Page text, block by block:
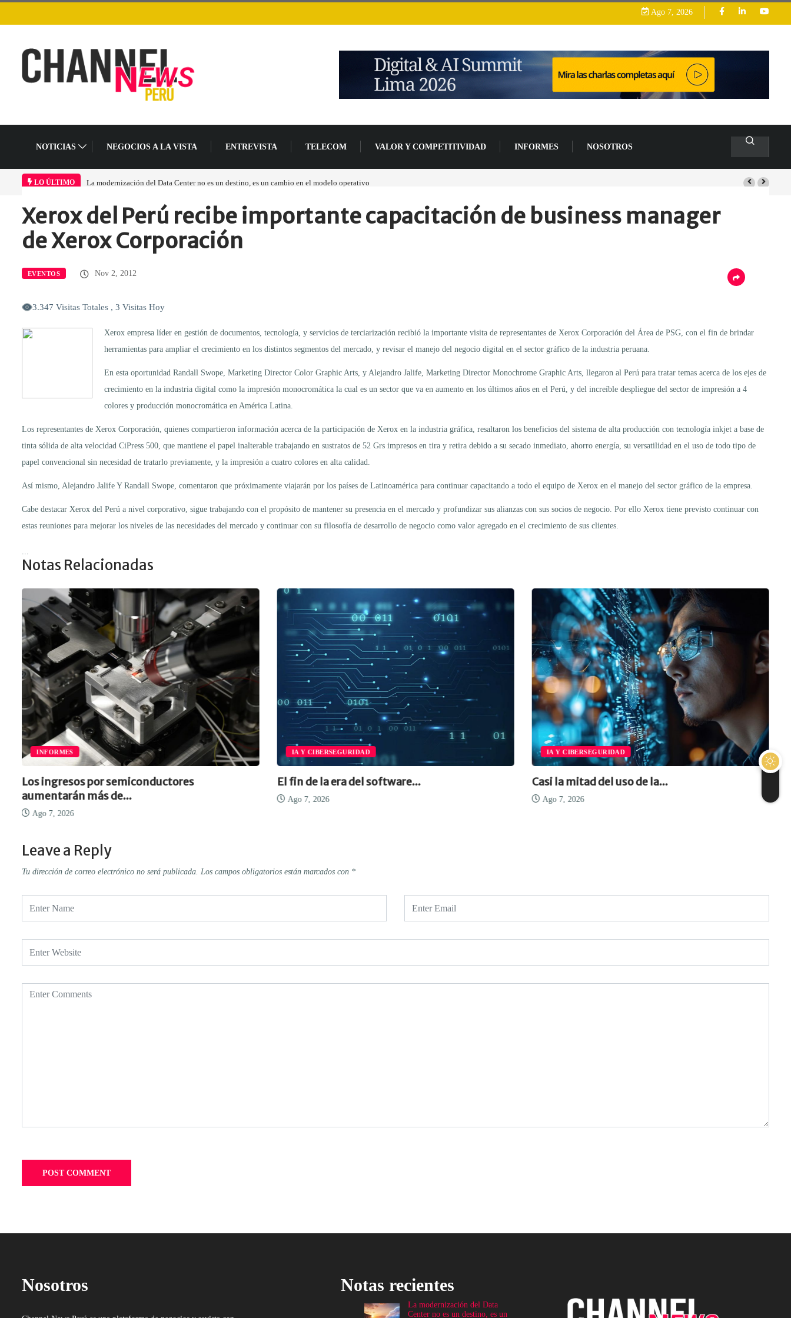
Ago 7, 2026
NOTICIAS NEGOCIOS A LA VISTA ENTREVISTA TELECOM VALOR Y COMPETITIVIDAD INFORMES NOSOTROS
LO ÚLTIMO
La modernización del Data Center no es un destino, es un cambio en el modelo operativoLos ingresos por semiconductores aumentarán más de un 94 % en 2026
Home Eventos Xerox del Perú…
Xerox del Perú recibe importante capacitación de business manager
de Xerox Corporación
EVENTOS Nov 2, 2012
3.347 Visitas Totales , 3 Visitas Hoy
Xerox empresa líder en gestión de documentos, tecnología, y servicios de terciarización recibió la importante visita de representantes de Xerox Corporación del Área de PSG, con el fin de brindar
herramientas para ampliar el crecimiento en los distintos segmentos del mercado, y revisar el manejo del negocio digital en el sector gráfico de la industria peruana.
En esta oportunidad Randall Swope, Marketing Director Color Graphic Arts, y Alejandro Jalife, Marketing Director Monochrome Graphic Arts, llegaron al Perú para tratar temas acerca de los ejes de
crecimiento en la industria digital como la impresión monocromática la cual es un sector que va en aumento en los últimos años en el Perú, y del increíble despliegue del sector de impresión a 4
colores y producción monocromática en América Latina.
Los representantes de Xerox Corporación, quienes compartieron información acerca de la participación de Xerox en la industria gráfica, resaltaron los beneficios del sistema de alta producción con tecnología inkjet a base de
tinta sólida de alta velocidad CiPress 500, que mantiene el papel inalterable trabajando en sustratos de 52 Grs impresos en tira y retira debido a su secado inmediato, ahorro energía, su versatilidad en el uso de todo tipo de
papel convencional sin necesidad de tratarlo previamente, y la impresión a cuatro colores en alta calidad.
Así mismo, Alejandro Jalife Y Randall Swope, comentaron que próximamente viajarán por los países de Latinoamérica para continuar capacitando a todo el equipo de Xerox en el manejo del sector gráfico de la empresa.
Cabe destacar Xerox del Perú a nivel corporativo, sigue trabajando con el propósito de mantener su presencia en el mercado y profundizar sus alianzas con sus socios de negocio. Por ello Xerox tiene previsto continuar con
estas reuniones para mejorar los niveles de las necesidades del mercado y continuar con su filosofía de desarrollo de negocio como valor agregado en el crecimiento de sus clientes.
Notas Relacionadas
INFORMES
Los ingresos por semiconductores
aumentarán más de...
Ago 7, 2026
IA Y CIBERSEGURIDAD
El fin de la era del software...
Ago 7, 2026
IA Y CIBERSEGURIDAD
Casi la mitad del uso de la...
Ago 7, 2026
Leave a Reply
Tu dirección de correo electrónico no será publicada. Los campos obligatorios están marcados con *
Nosotros Notas recientes
La modernización del Data
Center no es un destino, es un